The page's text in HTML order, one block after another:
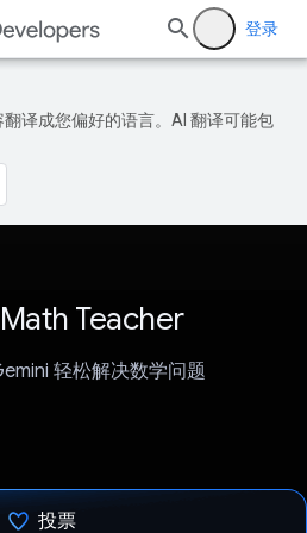
登录
译成您偏好的语言。AI 翻译可能包
Teacher
轻松解决数学问题
投票